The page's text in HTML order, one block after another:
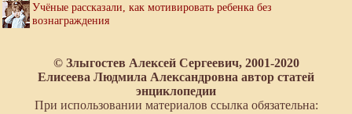
Учёные рассказали, как мотивировать ребенка без
вознаграждения
© Злыгостев Алексей Сергеевич, 2001-2020
Елисеева Людмила Александровна автор статей
энциклопедии
При использовании материалов ссылка обязательна: